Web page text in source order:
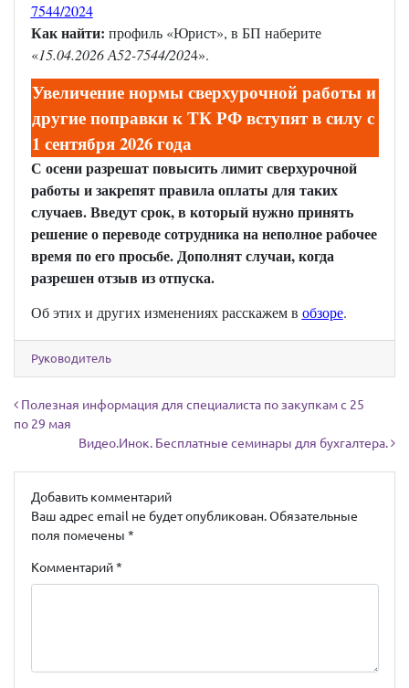
7544/2024
Как найти: профиль «Юрист», в БП наберите
«15.04.2026 А52-7544/2024».
Увеличение нормы сверхурочной работы и
другие поправки к ТК РФ вступят в силу с
1 сентября 2026 года
С осени разрешат повысить лимит сверхурочной
работы и закрепят правила оплаты для таких
случаев. Введут срок, в который нужно принять
решение о переводе сотрудника на неполное рабочее
время по его просьбе. Дополнят случаи, когда
разрешен отзыв из отпуска.
Об этих и других изменениях расскажем в обзоре.
Руководитель
Навигация по записям
Полезная информация для специалиста по закупкам с 25
по 29 мая
Видео.Инок. Бесплатные семинары для бухгалтера.
Добавить комментарий
Ваш адрес email не будет опубликован. Обязательные
поля помечены *
Комментарий*